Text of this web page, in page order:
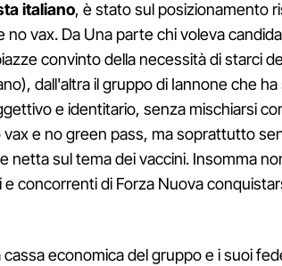
italiano, è stato sul posizionamento
no vax. Da Una parte chi voleva
convinto della necessità di starci
dall'altra il gruppo di Iannone che
e identitario, senza mischiarsi
e no green pass, ma soprattutto
netta sul tema dei vaccini. Insomma
concorrenti di Forza Nuova
cassa economica del gruppo e i suoi